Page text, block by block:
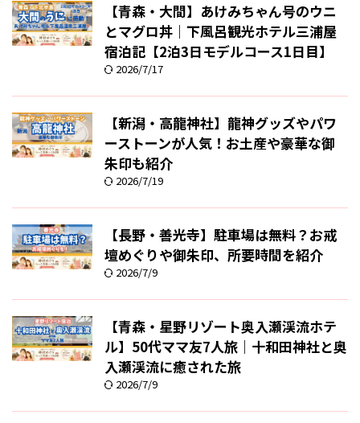
【青森・大間】あけみちゃん号のウニ
とマグロ丼｜下風呂観光ホテル三浦屋
宿泊記【2泊3日モデルコース1日目】
2026/7/17
【新潟・高龍神社】龍神グッズやパワ
ーストーンが人気！お土産や豪華な御
朱印も紹介
2026/7/19
【長野・善光寺】駐車場は無料？お戒
壇めぐりや御朱印、所要時間を紹介
2026/7/9
【青森・星野リゾート奥入瀬渓流ホテ
ル】50代ママ友7人旅｜十和田神社と奥
入瀬渓流に癒された旅
2026/7/9